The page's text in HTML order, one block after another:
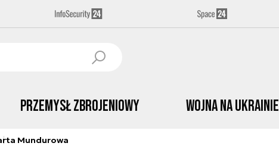
Przemysł Zbrojeniowy Wojna na Ukrainie
Mundurowa